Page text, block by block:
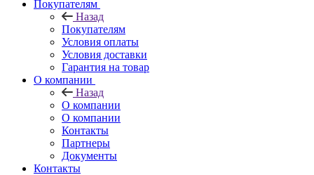
Покупателям
Назад
Покупателям
Условия оплаты
Условия доставки
Гарантия на товар
О компании
Назад
О компании
О компании
Контакты
Партнеры
Документы
Контакты